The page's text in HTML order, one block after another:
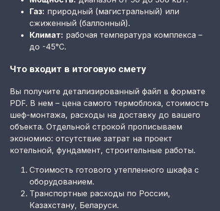
Газ: природный (магистральный) или
сжиженный (баллонный).
Климат: рабочая температура комплекса –
до -45°C.
Что входит в итоговую смету
Вы получите детализированный файл в формате
PDF. В нем – цена самого термоблока, стоимость
шеф-монтажа, расходы на доставку до вашего
объекта. Отдельной строкой прописываем
экономию: отсутствие затрат на проект
котельной, фундамент, строительные работы.
Стоимость готового утепленного шкафа с
оборудованием.
Транспортные расходы по России,
Казахстану, Беларуси.